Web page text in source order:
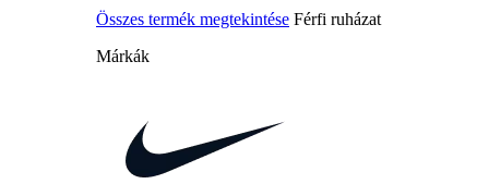
Összes termék megtekintése Férfi ruházat
Márkák